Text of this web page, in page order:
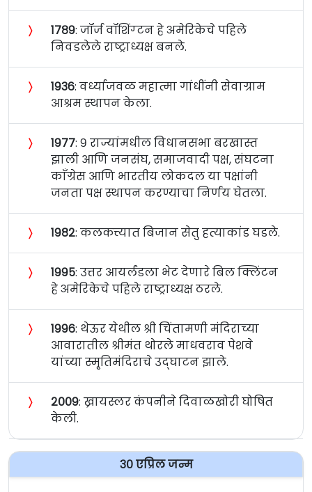
〉 १७८९: जॉर्ज वॉशिंग्टन हे अमेरिकेचे पहिले
निवडलेले राष्ट्राध्यक्ष बनले.
〉 १९३६: वर्ध्याजवळ महात्मा गांधींनी सेवाग्राम
आश्रम स्थापन केला.
〉 १९७७: ९ राज्यांमधील विधानसभा बरखास्त
झाली आणि जनसंघ, समाजवादी पक्ष, संघटना
काँग्रेस आणि भारतीय लोकदल या पक्षांनी
जनता पक्ष स्थापन करण्याचा निर्णय घेतला.
〉 १९८२: कलकत्त्यात बिजान सेतु हत्याकांड घडले.
〉 १९९५: उत्तर आयर्लंडला भेट देणारे बिल क्लिंटन
हे अमेरिकेचे पहिले राष्ट्राध्यक्ष ठरले.
〉 १९९६: थेऊर येथील श्री चिंतामणी मंदिराच्या
आवारातील श्रीमंत थोरले माधवराव पेशवे
यांच्या स्मृ्तिमंदिराचे उद्‍घाटन झाले.
〉 २००९: ख्रायस्लर कंपनीने दिवाळखोरी घोषित
केली.
३० एप्रिल जन्म